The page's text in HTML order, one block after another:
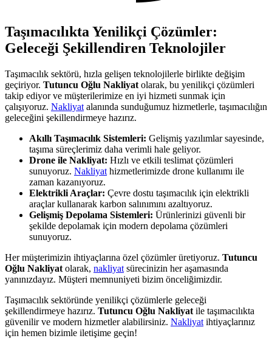
Taşımacılıkta Yenilikçi Çözümler:
Geleceği Şekillendiren Teknolojiler
Taşımacılık sektörü, hızla gelişen teknolojilerle birlikte değişim
geçiriyor. Tutuncu Oğlu Nakliyat olarak, bu yenilikçi çözümleri
takip ediyor ve müşterilerimize en iyi hizmeti sunmak için
çalışıyoruz. Nakliyat alanında sunduğumuz hizmetlerle, taşımacılığın
geleceğini şekillendirmeye hazırız.
Akıllı Taşımacılık Sistemleri: Gelişmiş yazılımlar sayesinde,
taşıma süreçlerimiz daha verimli hale geliyor.
Drone ile Nakliyat: Hızlı ve etkili teslimat çözümleri
sunuyoruz. Nakliyat hizmetlerimizde drone kullanımı ile
zaman kazanıyoruz.
Elektrikli Araçlar: Çevre dostu taşımacılık için elektrikli
araçlar kullanarak karbon salınımını azaltıyoruz.
Gelişmiş Depolama Sistemleri: Ürünlerinizi güvenli bir
şekilde depolamak için modern depolama çözümleri
sunuyoruz.
Her müşterimizin ihtiyaçlarına özel çözümler üretiyoruz. Tutuncu
Oğlu Nakliyat olarak, nakliyat sürecinizin her aşamasında
yanınızdayız. Müşteri memnuniyeti bizim önceliğimizdir.
Taşımacılık sektöründe yenilikçi çözümlerle geleceği
şekillendirmeye hazırız. Tutuncu Oğlu Nakliyat ile taşımacılıkta
güvenilir ve modern hizmetler alabilirsiniz. Nakliyat ihtiyaçlarınız
için hemen bizimle iletişime geçin!